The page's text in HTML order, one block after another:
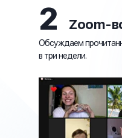
Обсуждаем
в три недели.
2 Zoom-